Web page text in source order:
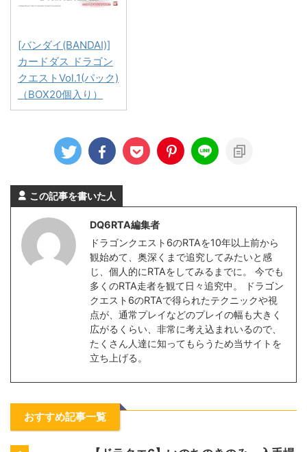
[バンダイ(BANDAI)]
カードダス ドラゴン
クエストVol.1(パック)
（BOX20個入り）
この記事を書いた人
DQ6RTA編集者
ドラゴンクエスト6のRTAを10年以上前から
観始めて、奥深くまで追究してみたいと感
じ、個人的にRTAをしてみるまでに。 今でも
多くのRTA走者を観て日々追究中。 ドラゴン
クエスト6のRTAで得られたテクニックや視
点が、通常プレイなどのプレイの幅も大きく
広がるくらい、非常に考え込まれいるので、
たくさん人達に知ってもらうため当サイトを
立ち上げる。
おすすめ記事一覧